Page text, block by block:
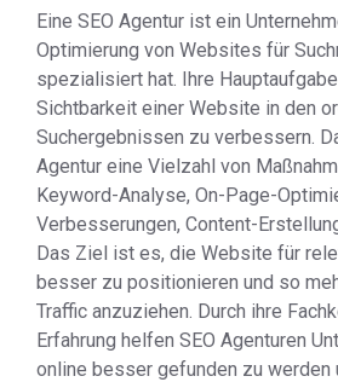
Eine SEO Agentur ist ein
Optimierung von Websites für
spezialisiert hat. Ihre
Sichtbarkeit einer Website in den
Suchergebnissen zu verbessern.
Agentur eine Vielzahl von
Keyword-Analyse, On-Page-
Verbesserungen, Content-
Das Ziel ist es, die Website für
besser zu positionieren und so
Traffic anzuziehen. Durch ihre
Erfahrung helfen SEO Agenturen
online besser gefunden zu werden